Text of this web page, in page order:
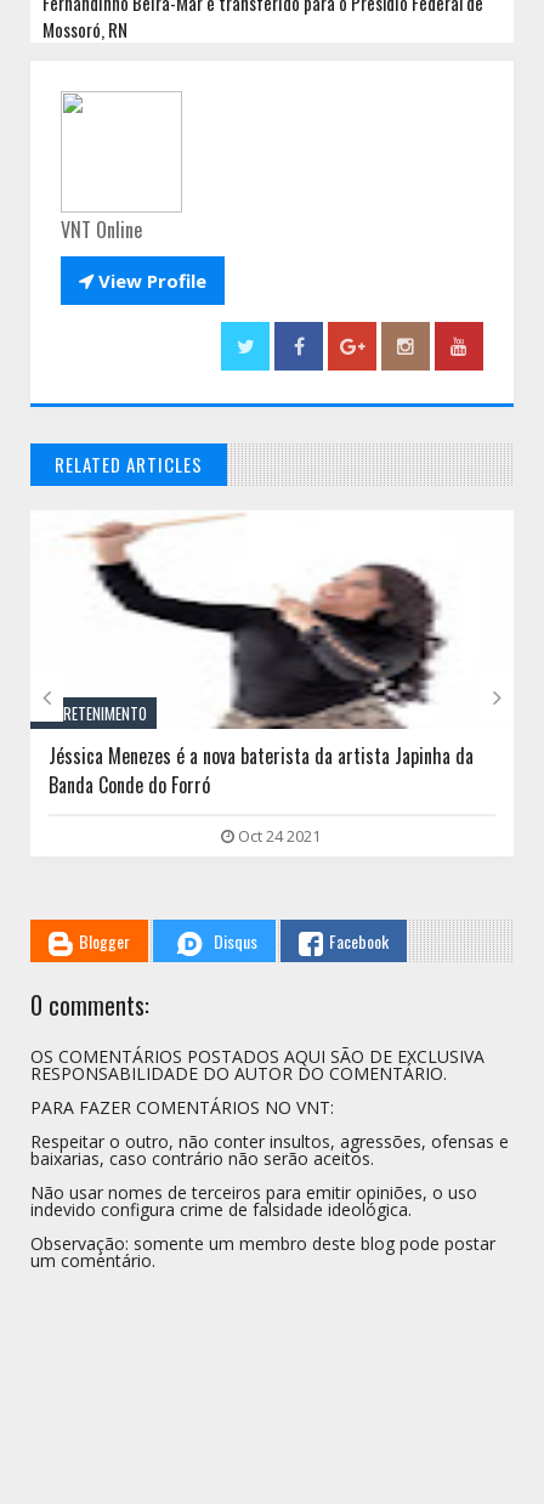
Mossoró, RN
VNT Online
View Profile
RELATED ARTICLES
ENTRETENIMENTO
Jéssica Menezes é a nova baterista da artista Japinha da
Banda Conde do Forró
Oct 24 2021
 
Blogger Disqus Facebook
0 comments:
OS COMENTÁRIOS POSTADOS AQUI SÃO DE EXCLUSIVA
RESPONSABILIDADE DO AUTOR DO COMENTÁRIO.
PARA FAZER COMENTÁRIOS NO VNT:
Respeitar o outro, não conter insultos, agressões, ofensas e
baixarias, caso contrário não serão aceitos.
Não usar nomes de terceiros para emitir opiniões, o uso
indevido configura crime de falsidade ideológica.
Observação: somente um membro deste blog pode postar
um comentário.